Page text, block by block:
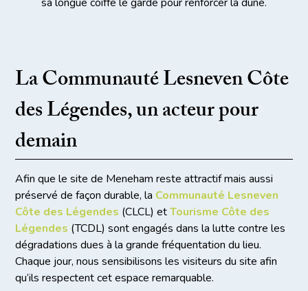
La Communauté Lesneven Côte
des Légendes, un acteur pour
demain
Afin que le site de Meneham reste attractif mais aussi
préservé de façon durable, la Communauté Lesneven
Côte des Légendes (CLCL) etTourisme Côte des
Légendes (TCDL) sont engagés dans la lutte contre les
dégradations dues à la grande fréquentation du lieu.
Chaque jour, nous sensibilisons les visiteurs du site afin
qu’ils respectent cet espace remarquable.